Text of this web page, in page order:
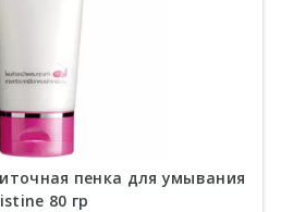
пенка для умывания
80 гр